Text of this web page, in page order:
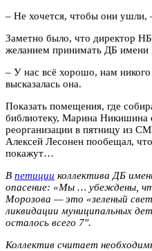
– Не хочется, чтобы они ушли,
Заметно было, что директор
желанием принимать ДБ имени
– У нас всё хорошо, нам
высказалась она.
Показать помещения, где
библиотеку, Марина Никишина
реорганизации в пятницу из
Алексей Лесонен пообещал,
покажут…
В петиции коллектива ДБ
опасение: «Мы … убеждены,
Морозова — это «зеленый
ликвидации муниципальных
осталось всего 7″.
Коллектив считает